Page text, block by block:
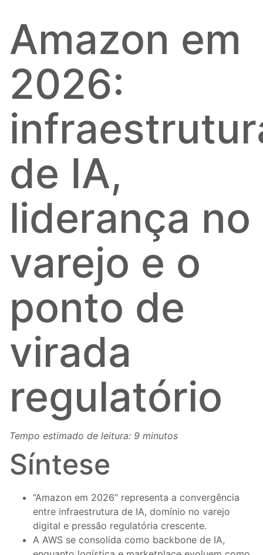
Amazon em
2026:
de IA,
liderança no
varejo e o
ponto de
virada
regulatório
Tempo estimado de leitura: 9 minutos
Síntese
“Amazon em 2026” representa a convergência
entre infraestrutura de IA, domínio no varejo
digital e pressão regulatória crescente.
A AWS se consolida como backbone de IA,